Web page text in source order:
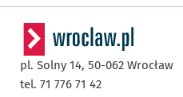
pl. Solny 14, 50-062 Wrocław
tel. 71 776 71 42